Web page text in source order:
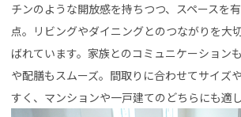
チンのような開放感を持ちつつ、スペースを
点。リビングやダイニングとのつながりを大
ばれています。家族とのコミュニケーション
や配膳もスムーズ。間取りに合わせてサイズ
すく、マンションや一戸建てのどちらにも適